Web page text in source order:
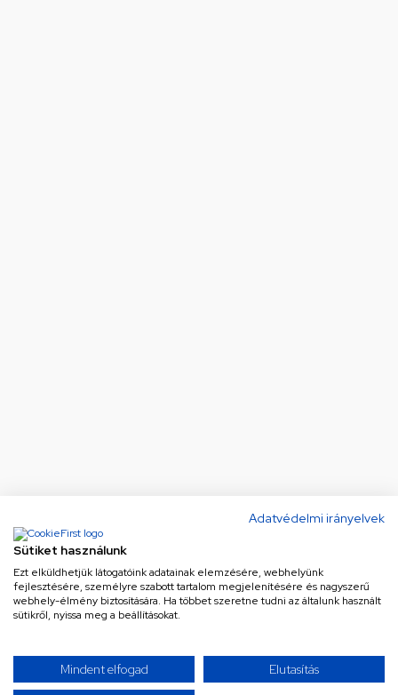
Adatvédelmi irányelvek
Sütiket használunk
Ezt elküldhetjük látogatóink adatainak elemzésére, webhelyünk
fejlesztésére, személyre szabott tartalom megjelenítésére és nagyszerű
webhely-élmény biztosítására. Ha többet szeretne tudni az általunk használt
sütikről, nyissa meg a beállításokat.
Mindent elfogad Elutasítás